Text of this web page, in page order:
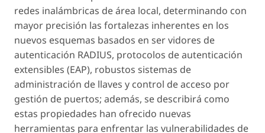
redes inalámbricas de área local, determinando con
mayor precisión las fortalezas inherentes en los
nuevos esquemas basados en ser vidores de
autenticación RADIUS, protocolos de autenticación
extensibles (EAP), robustos sistemas de
administración de llaves y control de acceso por
gestión de puertos; además, se describirá como
estas propiedades han ofrecido nuevas
herramientas para enfrentar las vulnerabilidades de